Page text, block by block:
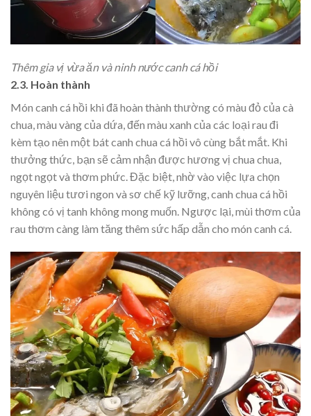
Thêm gia vị vừa ăn và ninh nước canh cá hồi
2.3. Hoàn thành
Món canh cá hồi khi đã hoàn thành thường có màu đỏ của cà
chua, màu vàng của dứa, đến màu xanh của các loại rau đi
kèm tạo nên một bát canh chua cá hồi vô cùng bắt mắt. Khi
thưởng thức, bạn sẽ cảm nhận được hương vị chua chua,
ngọt ngọt và thơm phức. Đặc biệt, nhờ vào việc lựa chọn
nguyên liệu tươi ngon và sơ chế kỹ lưỡng, canh chua cá hồi
không có vị tanh không mong muốn. Ngược lại, mùi thơm của
rau thơm càng làm tăng thêm sức hấp dẫn cho món canh cá.